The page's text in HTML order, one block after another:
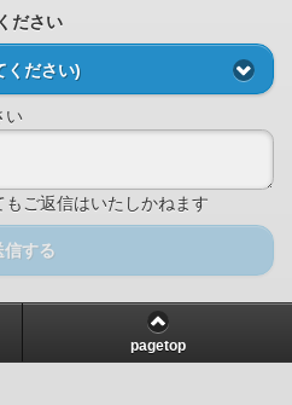
ださい
ください)
い
ご返信はいたしかねます
信する
pagetop